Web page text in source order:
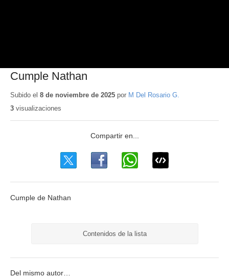
Cumple Nathan
Subido el 8 de noviembre de 2025 por M Del Rosario G.
3 visualizaciones
Cumple de Nathan
Contenidos de la lista
Del mismo autor…